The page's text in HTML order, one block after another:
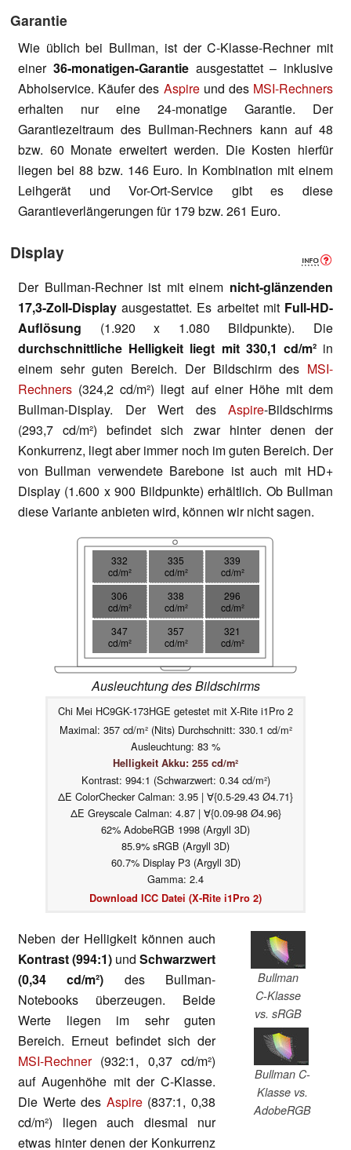
Garantie
Wie üblich bei Bullman, ist der C-Klasse-Rechner mit
einer 36-monatigen-Garantieausgestattet – inklusive
Abholservice. Käufer des Aspireund des MSI-Rechners
erhalten nur eine 24-monatige Garantie. Der
Garantiezeitraum des Bullman-Rechners kann auf 48
bzw. 60 Monate erweitert werden. Die Kosten hierfür
liegen bei 88 bzw. 146 Euro. In Kombination mit einem
Leihgerät und Vor-Ort-Service gibt es diese
Garantieverlängerungen für 179 bzw. 261 Euro.
Display
Der Bullman-Rechner ist mit einem nicht-glänzenden
17,3-Zoll-Displayausgestattet. Es arbeitet mit Full-HD-
Auflösung (1.920 x 1.080 Bildpunkte). Die
durchschnittliche Helligkeit liegt mit 330,1 cd/m²in
einem sehr guten Bereich. Der Bildschirm des MSI-
Rechners (324,2 cd/m²) liegt auf einer Höhe mit dem
Bullman-Display. Der Wert des Aspire-Bildschirms
(293,7 cd/m²) befindet sich zwar hinter denen der
Konkurrenz, liegt aber immer noch im guten Bereich. Der
von Bullman verwendete Barebone ist auch mit HD+
Display (1.600 x 900 Bildpunkte) erhältlich. Ob Bullman
diese Variante anbieten wird, können wir nicht sagen.
332
cd/m²
335
cd/m²
339
cd/m²
306
cd/m²
338
cd/m²
296
cd/m²
347
cd/m²
357
cd/m²
321
cd/m²
Ausleuchtung des Bildschirms
Chi Mei HC9GK-173HGE getestet mit X-Rite i1Pro 2
Maximal: 357 cd/m² (Nits) Durchschnitt: 330.1 cd/m²
Ausleuchtung: 83 %
Helligkeit Akku: 255 cd/m²
Kontrast: 994:1 (Schwarzwert: 0.34 cd/m²)
ΔE ColorChecker Calman: 3.95 | ∀{0.5-29.43 Ø4.71}
ΔE Greyscale Calman: 4.87 | ∀{0.09-98 Ø4.96}
62% AdobeRGB 1998 (Argyll 3D)
85.9% sRGB (Argyll 3D)
60.7% Display P3 (Argyll 3D)
Gamma: 2.4
Download ICC Datei (X-Rite i1Pro 2)
Bullman
C-Klasse
vs. sRGB
Bullman C-
Klasse vs.
AdobeRGB
Neben der Helligkeit können auch
Kontrast (994:1) und Schwarzwert
(0,34 cd/m²) des Bullman-
Notebooks überzeugen. Beide
Werte liegen im sehr guten
Bereich. Erneut befindet sich der
MSI-Rechner(932:1, 0,37 cd/m²)
auf Augenhöhe mit der C-Klasse.
Die Werte des Aspire(837:1, 0,38
cd/m²) liegen auch diesmal nur
etwas hinter denen der Konkurrenz